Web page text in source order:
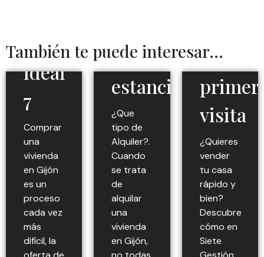
También te puede interesar...
piso
ideal
7
Comprar
una
vivienda
en Gijón
es un
proceso
cada vez
más
difícil, la
larga
estancia
¿Que
tipo de
Alquiler?.
Cuando
se trata
de
alquilar
una
vivienda
en Gijón,
la
visita
¿Quieres
vender
tu casa
rápido y
bien?
Descubre
cómo en
Siete